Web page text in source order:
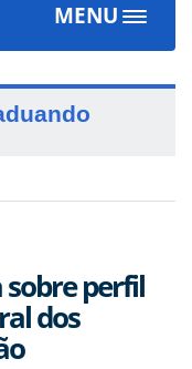
MENU
Toggle
sobre perfil
dos